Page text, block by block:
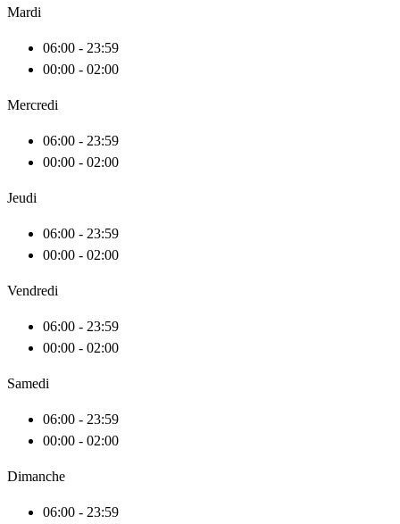
Mardi
06:00 - 23:59
00:00 - 02:00
Mercredi
06:00 - 23:59
00:00 - 02:00
Jeudi
06:00 - 23:59
00:00 - 02:00
Vendredi
06:00 - 23:59
00:00 - 02:00
Samedi
06:00 - 23:59
00:00 - 02:00
Dimanche
06:00 - 23:59